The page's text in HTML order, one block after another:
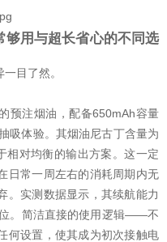
够用与超长省心的不同选
目了然。
预注烟油，配备650mAh容量
吸体验。其烟油尼古丁含量为
相对均衡的输出方案。这一定
日常一周左右的消耗周期内无
。实测数据显示，其续航能力
。简洁直接的使用逻辑——不
何设置，使其成为初次接触电